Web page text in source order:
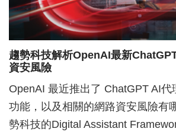
趨勢科技解析OpenAI最新
資安風險
OpenAI 最近推出了 ChatGPT AI代
功能，以及相關的網路資安風險有
勢科技的Digital Assistant